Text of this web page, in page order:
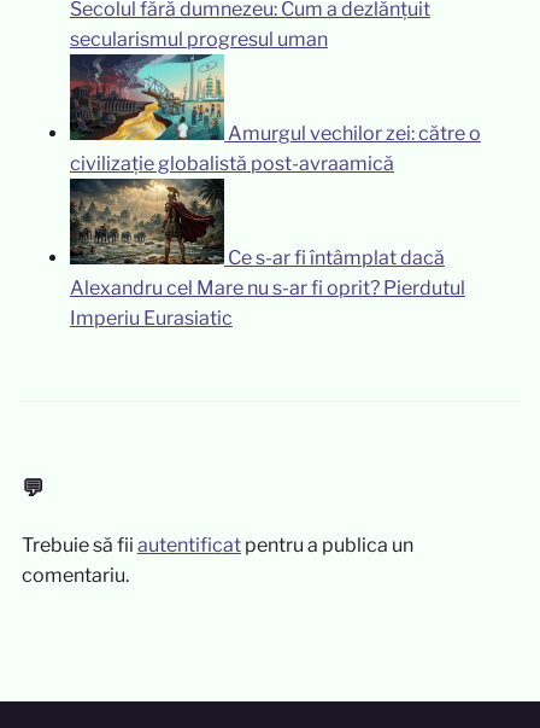
Secolul fără dumnezeu: Cum a dezlănțuit
secularismul progresul uman
Amurgul vechilor zei: către o
civilizație globalistă post-avraamică
Ce s-ar fi întâmplat dacă
Alexandru cel Mare nu s-ar fi oprit? Pierdutul
Imperiu Eurasiatic
💬
Trebuie să fii autentificatpentru a publica un
comentariu.